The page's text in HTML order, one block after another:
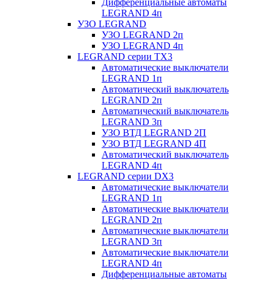
Дифференциальные автоматы
LEGRAND 4п
УЗО LEGRAND
УЗО LEGRAND 2п
УЗО LEGRAND 4п
LEGRAND серии ТХ3
Автоматические выключатели
LEGRAND 1п
Автоматический выключатель
LEGRAND 2п
Автоматический выключатель
LEGRAND 3п
УЗО ВТД LEGRAND 2П
УЗО ВТД LEGRAND 4П
Автоматический выключатель
LEGRAND 4п
LEGRAND серии DХ3
Автоматические выключатели
LEGRAND 1п
Автоматические выключатели
LEGRAND 2п
Автоматические выключатели
LEGRAND 3п
Автоматические выключатели
LEGRAND 4п
Дифференциальные автоматы